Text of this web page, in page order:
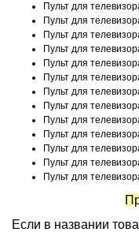
Пульт для
Пульт для
Пульт для
Пульт для
Пульт для
Пульт для
Пульт для
Пульт для
Пульт для
Пульт для
Пульт для
Пульт для
Пульт для
Если в названии